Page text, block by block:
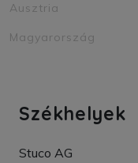
Székhelyek
Stuco AG
Ausztria
Magyarország